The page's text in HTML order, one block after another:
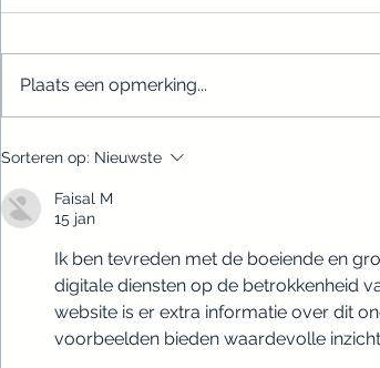
Consument onbekend met
provisieverbod
Plaats een opmerking...
Sorteren op: Nieuwste
Faisal M
15 jan
Ik ben tevreden met de boeiende en
digitale diensten op de betrokkenheid
website is er extra informatie over dit
voorbeelden bieden waardevolle